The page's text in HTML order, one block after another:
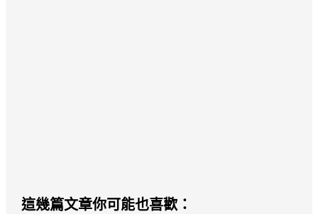
這幾篇文章你可能也喜歡：